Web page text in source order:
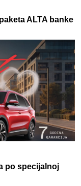
ALTA banke
po specijalnoj